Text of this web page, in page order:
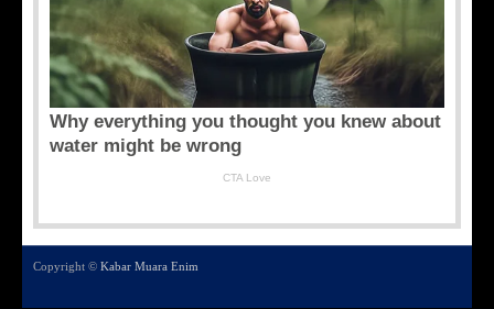
Copyright © Kabar Muara Enim